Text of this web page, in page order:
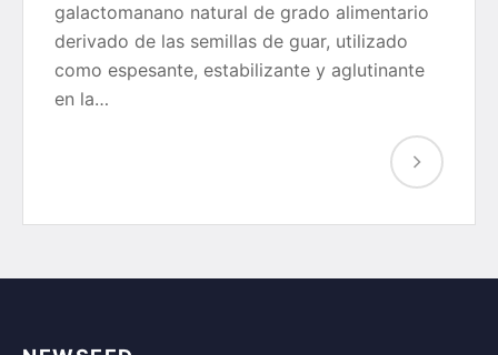
galactomanano natural de grado alimentario
derivado de las semillas de guar, utilizado
como espesante, estabilizante y aglutinante
en la…